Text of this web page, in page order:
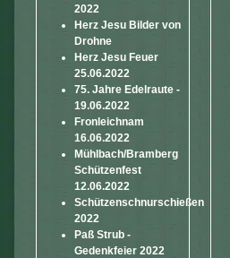
2022
Herz Jesu Bilder von
Drohne
Herz Jesu Feuer
25.06.2022
75. Jahre Edelraute -
19.06.2022
Fronleichnam
16.06.2022
Mühlbach/Bramberg
Schützenfest
12.06.2022
Schützenschnurschießen
2022
Paß Strub -
Gedenkfeier 2022